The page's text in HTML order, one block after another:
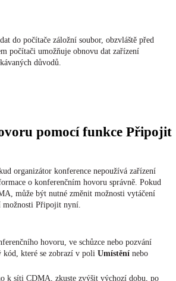
do počítače záložní soubor, obzvláště před
počítači umožňuje obnovu dat zařízení
důvodů.
pomocí funkce Připojit
organizátor konference nepoužívá zařízení
o konferenčním hovoru správně. Pokud
může být nutné změnit možnosti vytáčení
možnosti Připojit nyní.
hovoru, ve schůzce nebo pozvání
kód, které se zobrazí v poli Umístění nebo
k síti CDMA, zkuste zvýšit výchozí dobu, po